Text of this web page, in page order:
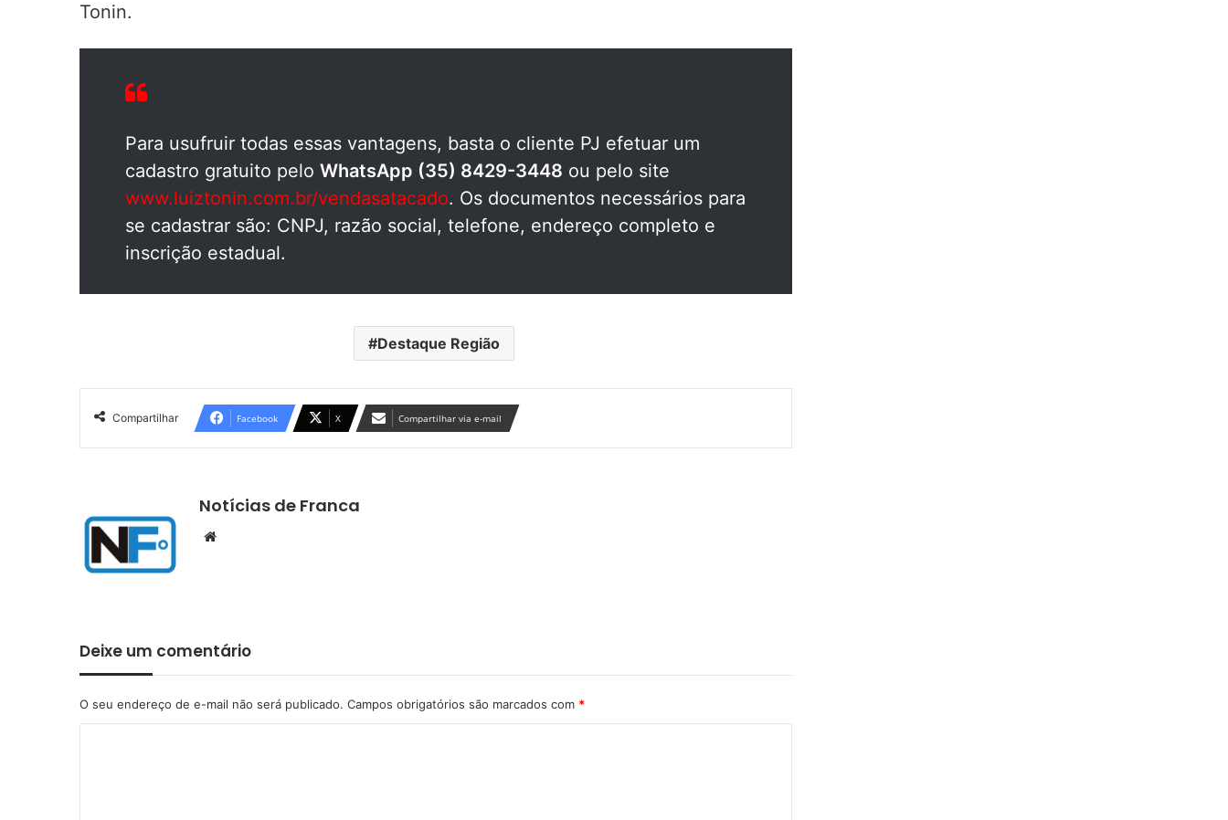
Tonin.
Para usufruir todas essas vantagens, basta o cliente PJ efetuar um
cadastro gratuito pelo WhatsApp (35) 8429-3448 ou pelo site
www.luiztonin.com.br/vendasatacado. Os documentos necessários para
se cadastrar são: CNPJ, razão social, telefone, endereço completo e
inscrição estadual.
Destaque Região
Compartilhar Facebook X Compartilhar via e-mail
Notícias de Franca
Deixe um comentário
O seu endereço de e-mail não será publicado. Campos obrigatórios são marcados com *